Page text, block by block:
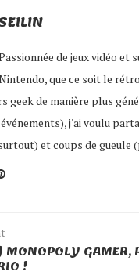
de jeux vidéo et
que ce soit le
geek de manière plus
j'ai voulu
et coups de gueule
GAMER,
!